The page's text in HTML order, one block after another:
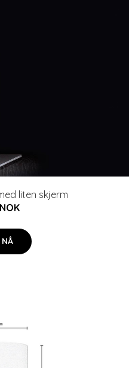
liten skjerm